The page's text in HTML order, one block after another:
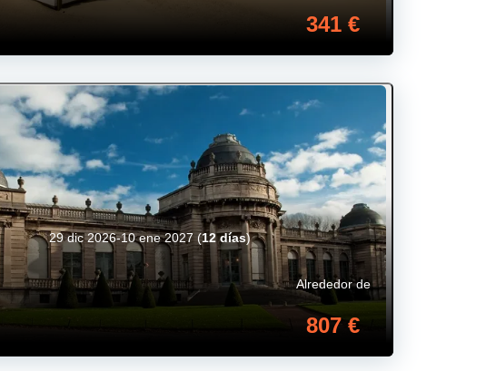
341 €
Alrededor de
807 €
29 dic 2026-10 ene 2027(12 días)